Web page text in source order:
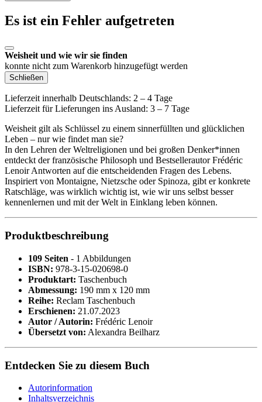
Es ist ein Fehler aufgetreten
Weisheit und wie wir sie finden
konnte nicht zum Warenkorb hinzugefügt werden
Schließen
Lieferzeit innerhalb Deutschlands: 2 – 4 Tage
Lieferzeit für Lieferungen ins Ausland: 3 – 7 Tage
Weisheit gilt als Schlüssel zu einem sinnerfüllten und glücklichen
Leben – nur wie findet man sie?
In den Lehren der Weltreligionen und bei großen Denker*innen
entdeckt der französische Philosoph und Bestsellerautor Frédéric
Lenoir Antworten auf die entscheidenden Fragen des Lebens.
Inspiriert von Montaigne, Nietzsche oder Spinoza, gibt er konkrete
Ratschläge, was wirklich wichtig ist, wie wir uns selbst besser
kennenlernen und mit der Welt in Einklang leben können.
Produktbeschreibung
109 Seiten - 1 Abbildungen
ISBN: 978-3-15-020698-0
Produktart: Taschenbuch
Abmessung: 190 mm x 120 mm
Reihe: Reclam Taschenbuch
Erschienen: 21.07.2023
Autor / Autorin: Frédéric Lenoir
Übersetzt von: Alexandra Beilharz
Entdecken Sie zu diesem Buch
Autorinformation
Inhaltsverzeichnis